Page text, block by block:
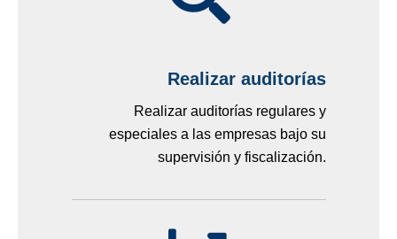
Realizar auditorías
Realizar auditorías regulares y
especiales a las empresas bajo su
supervisión y fiscalización.